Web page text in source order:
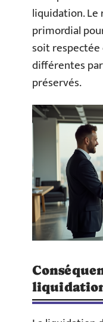
liquidation.
primordial
soit
différentes
préservés.